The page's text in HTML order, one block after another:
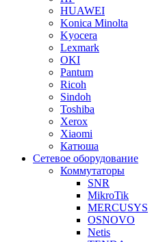
HUAWEI
Konica Minolta
Kyocera
Lexmark
OKI
Pantum
Ricoh
Sindoh
Toshiba
Xerox
Xiaomi
Катюша
Сетевое оборудование
Коммутаторы
SNR
MikroTik
MERCUSYS
OSNOVO
Netis